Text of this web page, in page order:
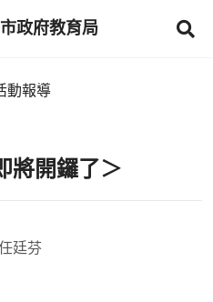
政府教育局
動報導
將開鑼了＞
廷芬